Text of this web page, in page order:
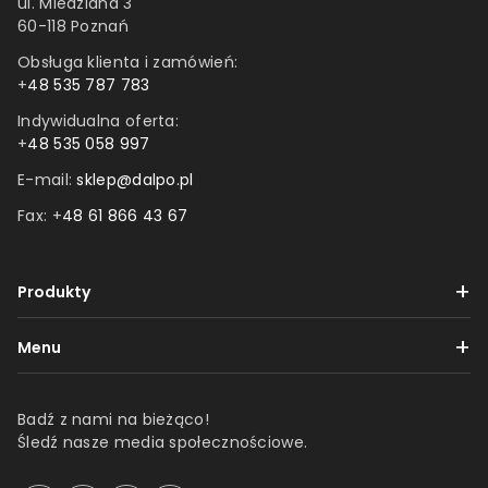
60-118 Poznań
Obsługa klienta i zamówień:
+48 535 787 783
Indywidualna oferta:
+48 535 058 997
E-mail:sklep@dalpo.pl
Fax: +48 61 866 43 67
Produkty
Etykiety
Folie
Produkty z nadrukiem
Menu
Reklamacje i zwroty
Badź z nami na bieżąco!
Śledź nasze media społecznościowe.